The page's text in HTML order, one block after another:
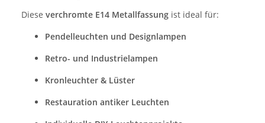
Diese verchromte E14 Metallfassung ist ideal für:
Pendelleuchten und Designlampen
Retro- und Industrielampen
Kronleuchter & Lüster
Restauration antiker Leuchten